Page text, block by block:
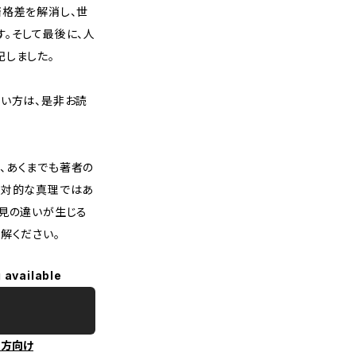
差を解消し、世
そして最後に、人
ました。
方は、是非お読
くまでも著者の
対的な真理ではあ
の違いが生じる
ください。
available
向け